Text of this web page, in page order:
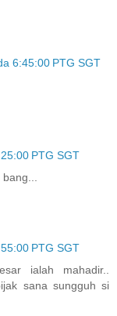
6:45:00 PTG SGT
PTG SGT
PTG SGT
ialah mahadir..
sana sungguh si